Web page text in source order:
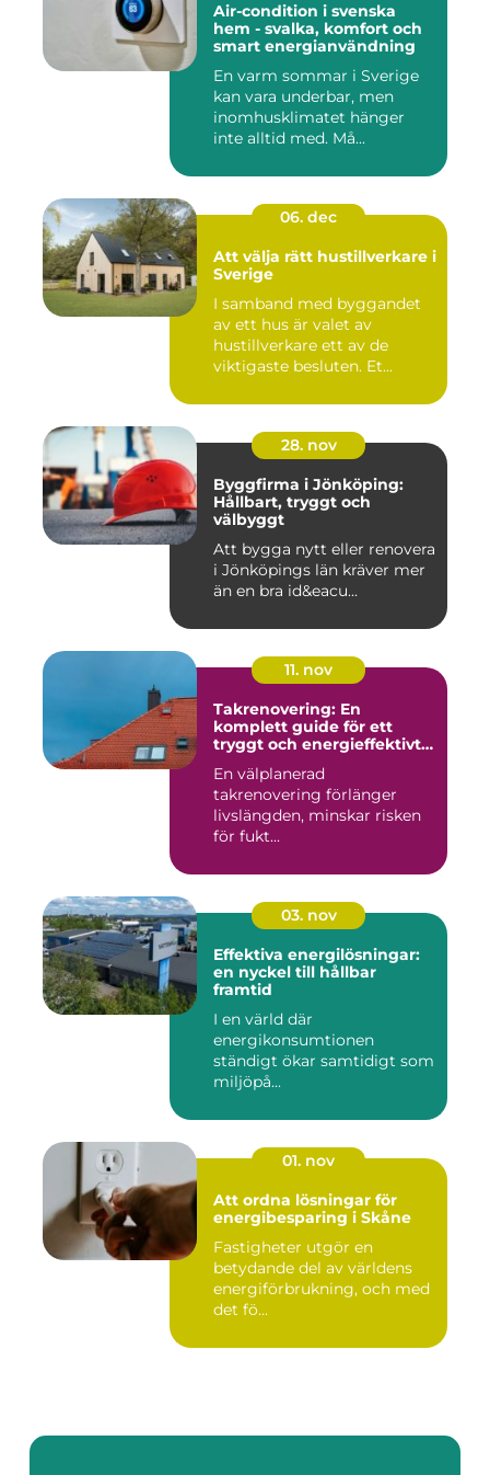
Air-condition i svenska
hem - svalka, komfort och
smart energianvändning
En varm sommar i Sverige
kan vara underbar, men
inomhusklimatet hänger
inte alltid med. Må...
06. dec
Att välja rätt hustillverkare i
Sverige
I samband med byggandet
av ett hus är valet av
hustillverkare ett av de
viktigaste besluten. Et...
28. nov
Byggfirma i Jönköping:
Hållbart, tryggt och
välbyggt
Att bygga nytt eller renovera
i Jönköpings län kräver mer
än en bra id&eacu...
11. nov
Takrenovering: En
komplett guide för ett
tryggt och energieffektivt
En välplanerad
takrenovering förlänger
livslängden, minskar risken
för fukt...
03. nov
Effektiva energilösningar:
en nyckel till hållbar
framtid
I en värld där
energikonsumtionen
ständigt ökar samtidigt som
miljöpå...
01. nov
Att ordna lösningar för
energibesparing i Skåne
Fastigheter utgör en
betydande del av världens
energiförbrukning, och med
det fö...